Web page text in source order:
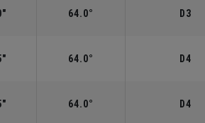
64.0° D3
64.0° D4
64.0° D4